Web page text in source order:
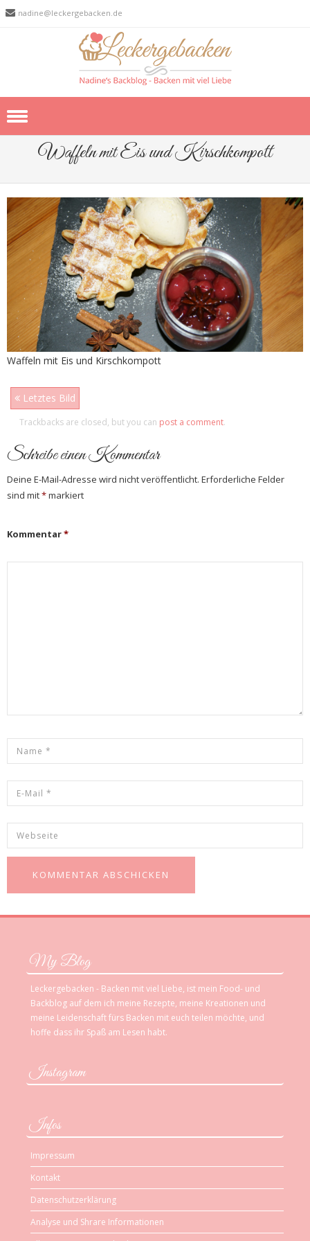
nadine@leckergebacken.de
Skip to contentWaffeln mit Eis und Kirschkompott
Waffeln mit Eis und Kirschkompott
Letztes Bild
Trackbacks are closed, but you can post a comment.
Schreibe einen Kommentar
Deine E-Mail-Adresse wird nicht veröffentlicht. Erforderliche Felder
sind mit*markiert
Kommentar*
My Blog
Leckergebacken - Backen mit viel Liebe, ist mein Food- und
Backblog auf dem ich meine Rezepte, meine Kreationen und
meine Leidenschaft fürs Backen mit euch teilen möchte, und
hoffe dass ihr Spaß am Lesen habt.
Instagram
Infos
Impressum
Kontakt
Datenschutzerklärung
Analyse und Shrare Informationen